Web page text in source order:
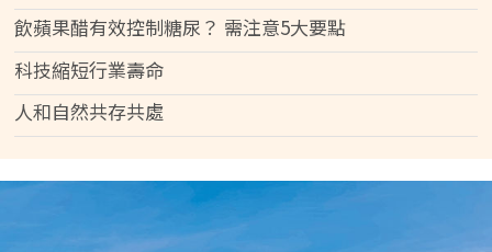
飲蘋果醋有效控制糖尿？ 需注意5大要點
科技縮短行業壽命
人和自然共存共處